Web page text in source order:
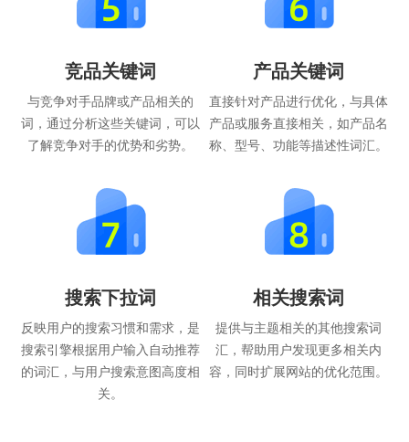
竞品关键词
与竞争对手品牌或产品相关的
词，通过分析这些关键词，可以
了解竞争对手的优势和劣势。
产品关键词
直接针对产品进行优化，与具体
产品或服务直接相关，如产品名
称、型号、功能等描述性词汇。
搜索下拉词
反映用户的搜索习惯和需求，是
搜索引擎根据用户输入自动推荐
的词汇，与用户搜索意图高度相
关。
相关搜索词
提供与主题相关的其他搜索词
汇，帮助用户发现更多相关内
容，同时扩展网站的优化范围。